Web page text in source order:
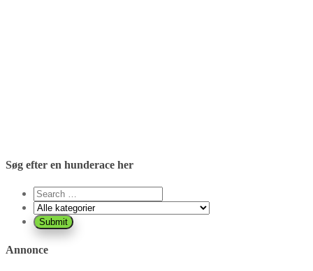
Søg efter en hunderace her
Annonce